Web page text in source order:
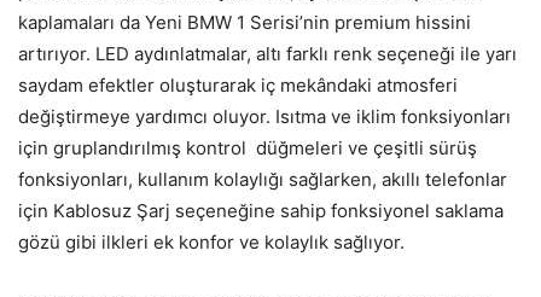
kaplamaları da Yeni BMW 1 Serisi’nin premium hissini
artırıyor. LED aydınlatmalar, altı farklı renk seçeneği ile yarı
saydam efektler oluşturarak iç mekândaki atmosferi
değiştirmeye yardımcı oluyor. Isıtma ve iklim fonksiyonları
için gruplandırılmış kontrol düğmeleri ve çeşitli sürüş
fonksiyonları, kullanım kolaylığı sağlarken, akıllı telefonlar
için Kablosuz Şarj seçeneğine sahip fonksiyonel saklama
gözü gibi ilkleri ek konfor ve kolaylık sağlıyor.